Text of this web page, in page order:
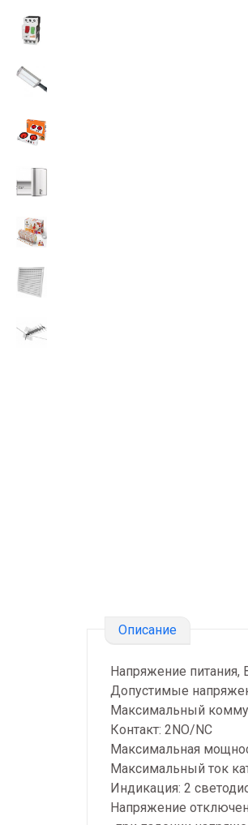
Описание
Напряжение питания,
Допустимые
Максимальный
Контакт: 2NO/NC
Максимальная
Максимальный ток
Индикация: 2
Напряжение